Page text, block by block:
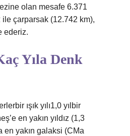
olan mesafe 6.371
ile çarparsak (12.742 km),
ederiz.
Yıla Denk
ışık yılı1,0 yılbir
en yakın yıldız (1,3
en yakın galaksi (CMa